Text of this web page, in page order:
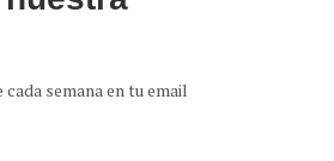
semana en tu email